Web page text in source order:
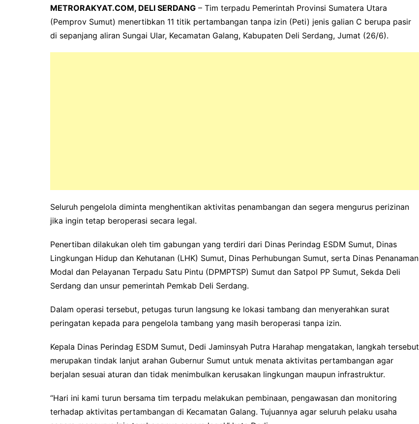
METRORAKYAT.COM, DELI SERDANG – Tim terpadu Pemerintah Provinsi Sumatera Utara
(Pemprov Sumut) menertibkan 11 titik pertambangan tanpa izin (Peti) jenis galian C berupa pasir
di sepanjang aliran Sungai Ular, Kecamatan Galang, Kabupaten Deli Serdang, Jumat (26/6).
Seluruh pengelola diminta menghentikan aktivitas penambangan dan segera mengurus perizinan
jika ingin tetap beroperasi secara legal.
Penertiban dilakukan oleh tim gabungan yang terdiri dari Dinas Perindag ESDM Sumut, Dinas
Lingkungan Hidup dan Kehutanan (LHK) Sumut, Dinas Perhubungan Sumut, serta Dinas Penanaman
Modal dan Pelayanan Terpadu Satu Pintu (DPMPTSP) Sumut dan Satpol PP Sumut, Sekda Deli
Serdang dan unsur pemerintah Pemkab Deli Serdang.
Dalam operasi tersebut, petugas turun langsung ke lokasi tambang dan menyerahkan surat
peringatan kepada para pengelola tambang yang masih beroperasi tanpa izin.
Kepala Dinas Perindag ESDM Sumut, Dedi Jaminsyah Putra Harahap mengatakan, langkah tersebut
merupakan tindak lanjut arahan Gubernur Sumut untuk menata aktivitas pertambangan agar
berjalan sesuai aturan dan tidak menimbulkan kerusakan lingkungan maupun infrastruktur.
“Hari ini kami turun bersama tim terpadu melakukan pembinaan, pengawasan dan monitoring
terhadap aktivitas pertambangan di Kecamatan Galang. Tujuannya agar seluruh pelaku usaha